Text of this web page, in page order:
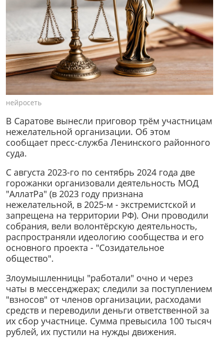
нейросеть
В Саратове вынесли приговор трём участницам
нежелательной организации. Об этом
сообщает пресс-служба Ленинского районного
суда.
С августа 2023-го по сентябрь 2024 года две
горожанки организовали деятельность МОД
"АллатРа" (в 2023 году признана
нежелательной, в 2025-м - экстремистской и
запрещена на территории РФ). Они проводили
собрания, вели волонтёрскую деятельность,
распространяли идеологию сообщества и его
основного проекта - "Созидательное
общество".
Злоумышленницы "работали" очно и через
чаты в мессенджерах; следили за поступлением
"взносов" от членов организации, расходами
средств и переводили деньги ответственной за
их сбор участнице. Сумма превысила 100 тысяч
рублей, их пустили на нужды движения.